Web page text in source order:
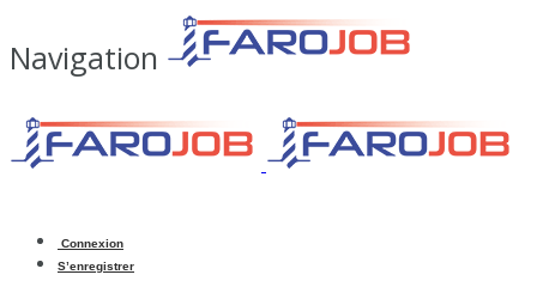
Navigation
Connexion
S’enregistrer